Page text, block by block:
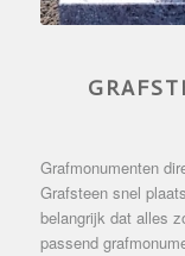
Grafmonumenten
Grafsteen snel
belangrijk dat alles
passend